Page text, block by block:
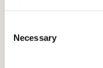
Selection
Necessary
corregimos los